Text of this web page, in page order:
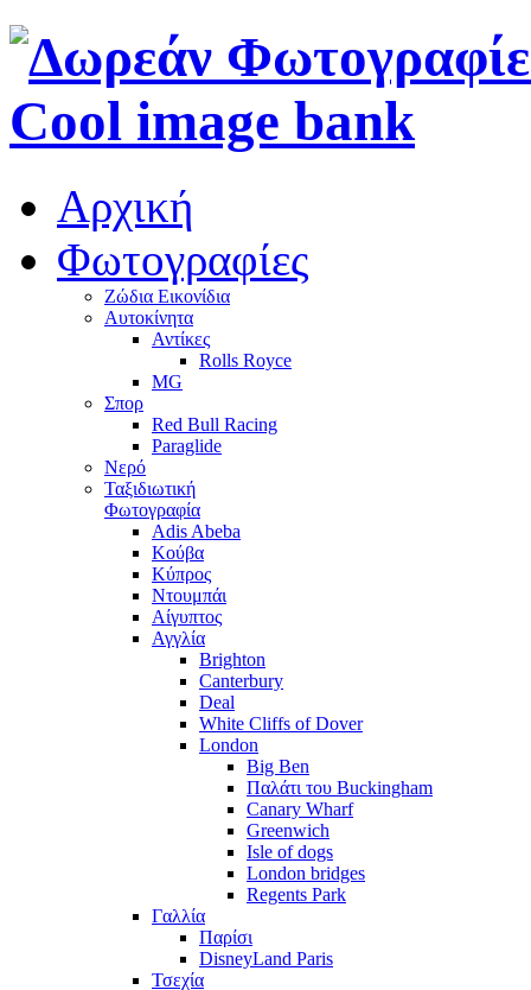
Αρχική
Φωτογραφίες
Ζώδια Εικονίδια
Αυτοκίνητα
Αντίκες
Rolls Royce
MG
Σπορ
Red Bull Racing
Paraglide
Νερό
Ταξιδιωτική
Φωτογραφία
Adis Abeba
Κούβα
Κύπρος
Ντουμπάι
Αίγυπτος
Αγγλία
Brighton
Canterbury
Deal
White Cliffs of Dover
London
Big Ben
Παλάτι του Buckingham
Canary Wharf
Greenwich
Isle of dogs
London bridges
Regents Park
Γαλλία
Παρίσι
DisneyLand Paris
Τσεχία